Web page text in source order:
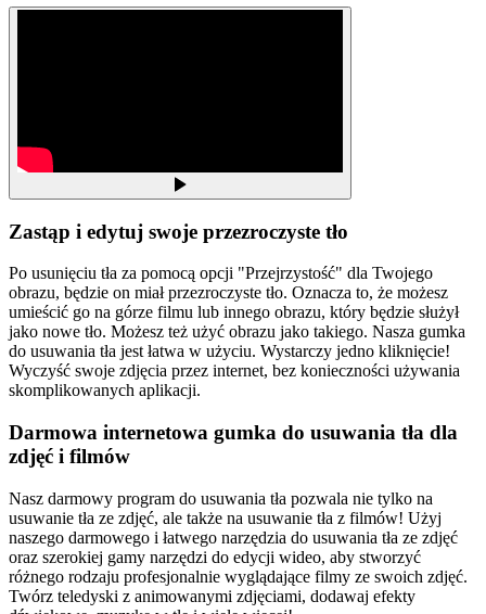
Zastąp i edytuj swoje przezroczyste tło
Po usunięciu tła za pomocą opcji "Przejrzystość" dla Twojego
obrazu, będzie on miał przezroczyste tło. Oznacza to, że możesz
umieścić go na górze filmu lub innego obrazu, który będzie służył
jako nowe tło. Możesz też użyć obrazu jako takiego. Nasza gumka
do usuwania tła jest łatwa w użyciu. Wystarczy jedno kliknięcie!
Wyczyść swoje zdjęcia przez internet, bez konieczności używania
skomplikowanych aplikacji.
Darmowa internetowa gumka do usuwania tła dla
zdjęć i filmów
Nasz darmowy program do usuwania tła pozwala nie tylko na
usuwanie tła ze zdjęć, ale także na usuwanie tła z filmów! Użyj
naszego darmowego i łatwego narzędzia do usuwania tła ze zdjęć
oraz szerokiej gamy narzędzi do edycji wideo, aby stworzyć
różnego rodzaju profesjonalnie wyglądające filmy ze swoich zdjęć.
Twórz teledyski z animowanymi zdjęciami, dodawaj efekty